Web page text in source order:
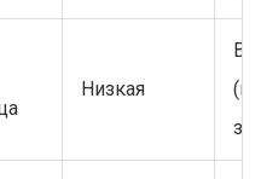
Низкая